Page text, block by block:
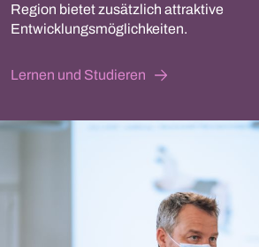
Region bietet zusätzlich attraktive
Entwicklungsmöglichkeiten.
Lernen und Studieren